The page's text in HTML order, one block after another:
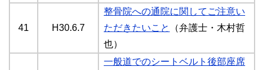
41 H30.6.7
整骨院への通院に関してご注意い
ただきたいこと
（弁護士・木村哲
也）
一般道でのシートベルト後部座席